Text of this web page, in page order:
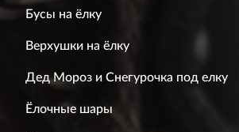
Бусы на ёлку
Верхушки на ёлку
Дед Мороз и Снегурочка под елку
Ёлочные шары